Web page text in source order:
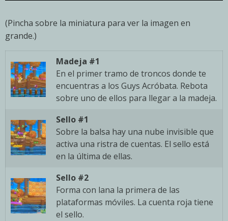
(Pincha sobre la miniatura para ver la imagen en
grande.)
Madeja #1
En el primer tramo de troncos donde te
encuentras a los Guys Acróbata. Rebota
sobre uno de ellos para llegar a la madeja.
Sello #1
Sobre la balsa hay una nube invisible que
activa una ristra de cuentas. El sello está
en la última de ellas.
Sello #2
Forma con lana la primera de las
plataformas móviles. La cuenta roja tiene
el sello.